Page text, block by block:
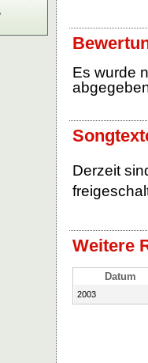
Es wurde
Derzeit
Weitere
Datum
2003